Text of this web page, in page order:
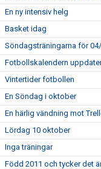
En ny intensiv helg
Basket idag
Söndagsträningarna för
Fotbollskalendern
Vintertider fotbollen
En Söndag i oktober
En härlig vändning mot
Lördag 10 oktober
Inga träningar
Född 2011 och tycker det